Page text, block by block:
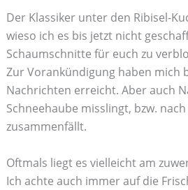
Der Klassiker unter den Ribisel-
wieso ich es bis jetzt nicht
Schaumschnitte für euch zu
Zur Vorankündigung haben mich
Nachrichten erreicht. Aber auch
Schneehaube misslingt, bzw.
zusammenfällt.
Oftmals liegt es vielleicht am
Ich achte auch immer auf die